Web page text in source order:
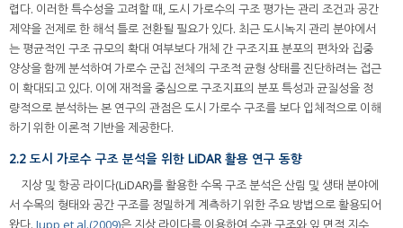
렵다. 이러한 특수성을 고려할 때, 도시 가로수의 구조 평가는 관리 조건과 공간
제약을 전제로 한 해석 틀로 전환될 필요가 있다. 최근 도시녹지 관리 분야에서
는 평균적인 구조 규모의 확대 여부보다 개체 간 구조지표 분포의 편차와 집중
양상을 함께 분석하여 가로수 군집 전체의 구조적 균형 상태를 진단하려는 접근
이 확대되고 있다. 이에 재적을 중심으로 구조지표의 분포 특성과 균질성을 정
량적으로 분석하는 본 연구의 관점은 도시 가로수 구조를 보다 입체적으로 이해
하기 위한 이론적 기반을 제공한다.
2.2 도시 가로수 구조 분석을 위한 LiDAR 활용 연구 동향
지상 및 항공 라이다(LiDAR)를 활용한 수목 구조 분석은 산림 및 생태 분야에
서 수목의 형태와 공간 구조를 정밀하게 계측하기 위한 주요 방법으로 활용되어
왔다. Jupp et al.(2009)은 지상 라이다를 이용하여 수관 구조와 잎 면적 지수